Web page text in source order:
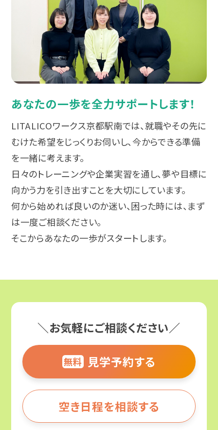
就労支援実績
スタッフボイス
スタッフ育成の仕組み
双極性障害（双極症）
不安障害
気分障害
パニック障害（パニック症）
強迫性障害（強迫症）
アルコール依存症
摂食障害
高次脳機能障害
広汎性発達障害
アスペルガー症候群
ADHD（注意欠如多動症）
自閉スペクトラム症（ASD）
群馬
甲信越・北陸
新潟
東海
愛知
大阪
兵庫
制度について
相談会・イベントに参加する
ピックアップ情報
プログラム体験会
オンラインセミナー
ピアトーク
関係機関向けセミナー
甲信越・北陸
東海
近畿
あなたの一歩を全力サポートします！
LITALICOワークス京都駅南では、就職やその先に
むけた希望をじっくりお伺いし、今からできる準備
を一緒に考えます。
日々のトレーニングや企業実習を通し、夢や目標に
向かう力を引き出すことを大切にしています。
何から始めれば良いのか迷い、困った時には、まず
は一度ご相談ください。
そこからあなたの一歩がスタートします。
＼お気軽にご相談ください／
無料 見学予約する
空き日程を相談する